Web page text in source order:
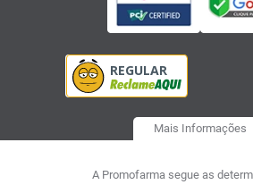
Mais Informações
A Promofarma segue as